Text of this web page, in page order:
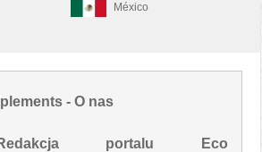
México
- O nas
portalu Eco